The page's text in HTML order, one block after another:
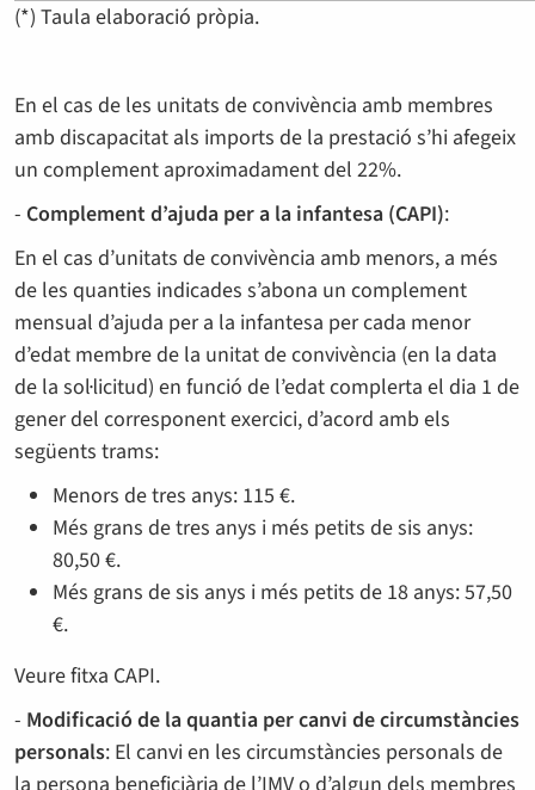
(*) Taula elaboració pròpia.
En el cas de les unitats de convivència amb membres
amb discapacitat als imports de la prestació s’hi afegeix
un complement aproximadament del 22%.
- Complement d’ajuda per a la infantesa (CAPI):
En el cas d’unitats de convivència amb menors, a més
de les quanties indicades s’abona un complement
mensual d’ajuda per a la infantesa per cada menor
d’edat membre de la unitat de convivència (en la data
de la sol·licitud) en funció de l’edat complerta el dia 1 de
gener del corresponent exercici, d’acord amb els
següents trams:
Menors de tres anys: 115 €.
Més grans de tres anys i més petits de sis anys:
80,50 €.
Més grans de sis anys i més petits de 18 anys: 57,50
€.
Veure fitxa CAPI.
- Modificació de la quantia per canvi de circumstàncies
personals: El canvi en les circumstàncies personals de